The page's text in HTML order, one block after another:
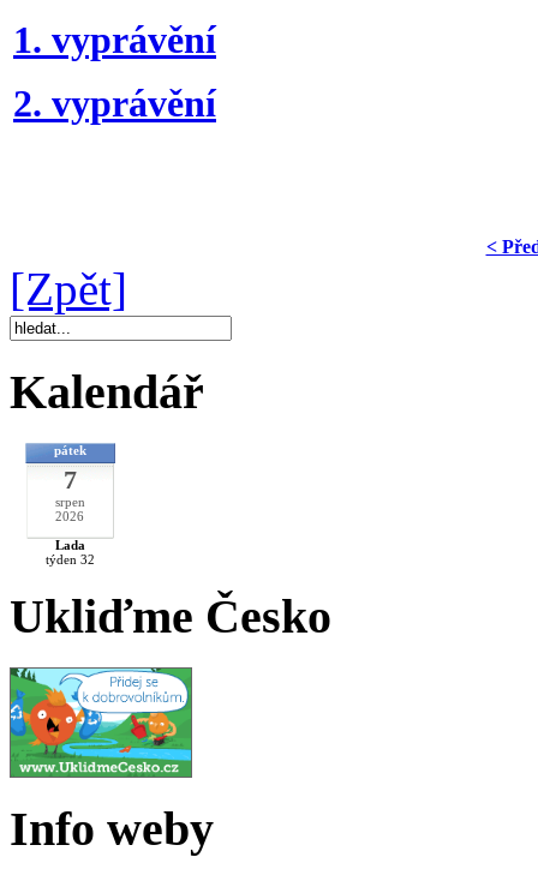
1. vyprávění
2. vyprávění
<
[Zpět]
Kalendář
pátek
7
srpen
2026
Lada
týden 32
Ukliďme Česko
Info weby